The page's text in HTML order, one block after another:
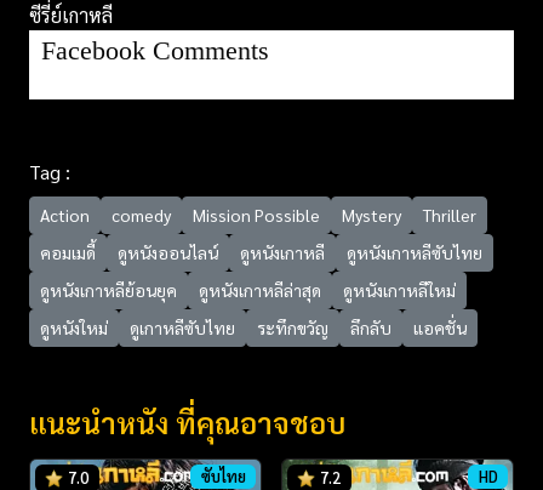
ซีรี่ย์เกาหลี
Facebook Comments
Tag :
Action comedy Mission Possible Mystery
Thriller
คอมเมดี้
ดูหนังออนไลน์ ดูหนังเกาหลี
ดูหนังเกาหลีซับไทย
ดูหนังเกาหลีย้อนยุค
ดูหนังเกาหลีล่าสุด
ดูหนังเกาหลีใหม่
ดูหนังใหม่
ดูเกาหลีซับไทย ระทึกขวัญ ลึกลับ แอคชั่น
แนะนำหนัง ที่คุณอาจชอบ
7.0 ซับไทย 7.2 HD